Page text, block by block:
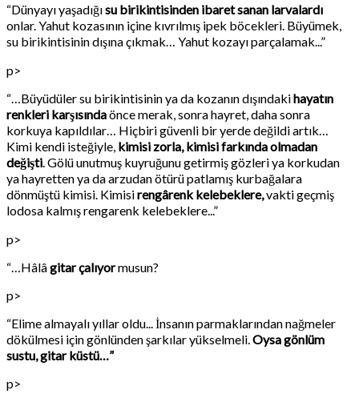
“Dünyayı yaşadığısu birikintisinden ibaret sanan larvalardı
onlar. Yahut kozasının içine kıvrılmış ipek böcekleri. Büyümek,
su birikintisinin dışına çıkmak… Yahut kozayı parçalamak...”
p>
“…Büyüdüler su birikintisinin ya da kozanın dışındakihayatın
renkleri karşısındaönce merak, sonra hayret, daha sonra
korkuya kapıldılar… Hiçbiri güvenli bir yerde değildi artık…
Kimi kendi isteğiyle, kimisi zorla, kimisi farkında olmadan
değişti. Gölü unutmuş kuyruğunu getirmiş gözleri ya korkudan
ya hayretten ya da arzudan ötürü patlamış kurbağalara
dönmüştü kimisi. Kimisirengârenk kelebeklere,vakti geçmiş
lodosa kalmış rengarenk kelebeklere...”
p>
“…Hâlâgitar çalıyormusun?
p>
“Elime almayalı yıllar oldu... İnsanın parmaklarından nağmeler
dökülmesi için gönlünden şarkılar yükselmeli.Oysa gönlüm
sustu, gitar küstü…”
p>